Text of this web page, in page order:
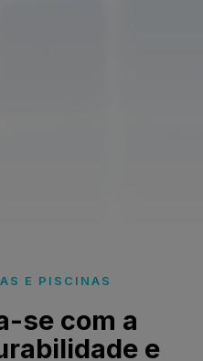
E PISCINAS
se com a
e